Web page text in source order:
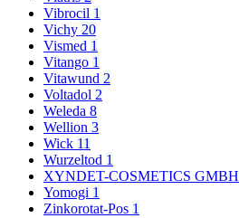
Vibrocil 1
Vichy 20
Vismed 1
Vitango 1
Vitawund 2
Voltadol 2
Weleda 8
Wellion 3
Wick 11
Wurzeltod 1
XYNDET-COSMETICS GMBH
Yomogi 1
Zinkorotat-Pos 1